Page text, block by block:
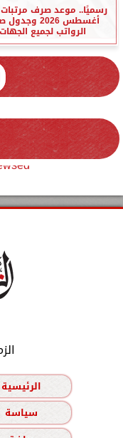
رسميًا.. موعد صرف
أغسطس 2026
الرواتب لجميع الجهات
الرئيسية
سياسة